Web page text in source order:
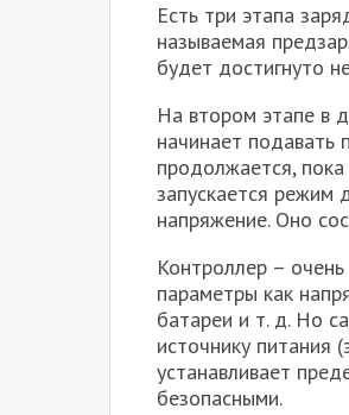
Есть три этапа
называемая
будет достигнуто
На втором этапе в
начинает подавать
продолжается,
запускается режим
напряжение. Оно
Контроллер –
параметры как
батареи и т. д. Но
источнику питания
устанавливает
безопасными.